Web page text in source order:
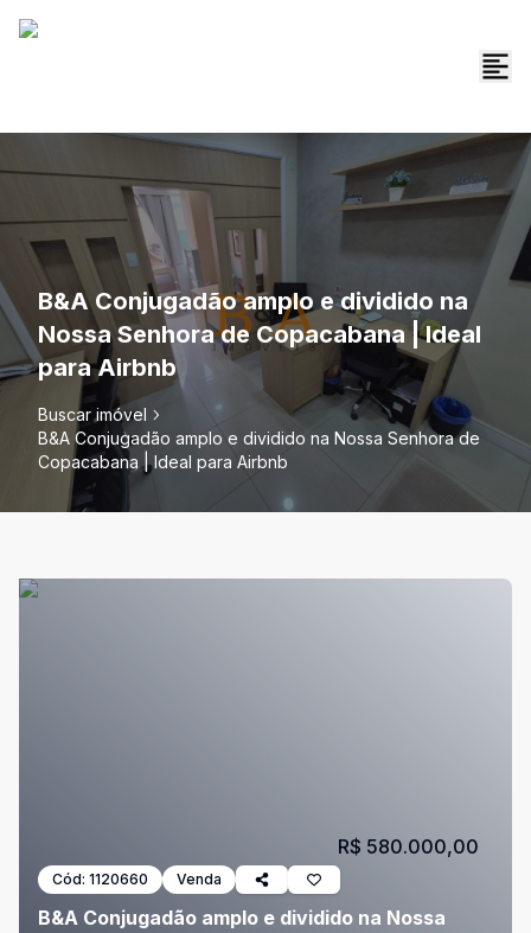
B&A Conjugadão amplo e dividido na
Nossa Senhora de Copacabana | Ideal
para Airbnb
Buscar imóvel
B&A Conjugadão amplo e dividido na Nossa Senhora de
Copacabana | Ideal para Airbnb
Cód: 1120660 Venda
B&A Conjugadão amplo e dividido na Nossa
R$ 580.000,00